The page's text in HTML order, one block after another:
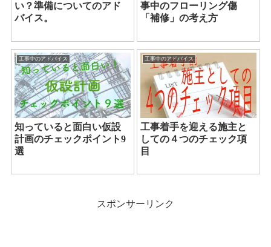
い？準備についてのアド
バイス。
事中のフローリング傷
「補修」の考え方
工事中のアドバイス
知っていると面白い仮設
計画のチェックポイント9
選
工事中のアドバイス
工事着手を迎える施主と
しての４つのチェック項
目
スポンサーリンク